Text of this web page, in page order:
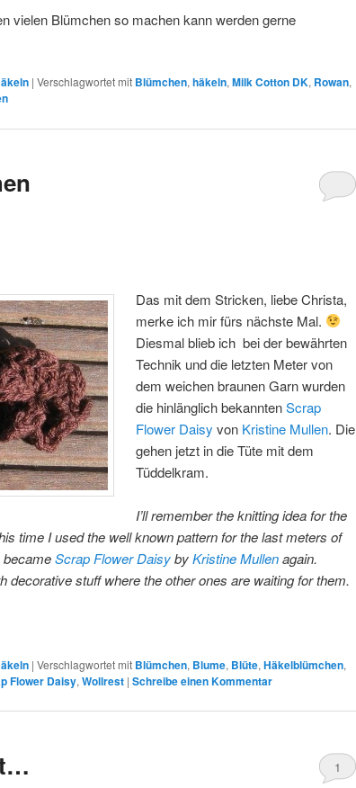
vielen Blümchen so machen kann werden gerne
| Verschlagwortet mit Blümchen,häkeln,Milk Cotton DK, Rowan,
Das mit dem Stricken, liebe Christa,
merke ich mir fürs nächste Mal.
Diesmal blieb ich bei der bewährten
Technik und die letzten Meter von
dem weichen braunen Garn wurden
die hinlänglich bekanntenScrap
Flower Daisy von Kristine Mullen. Die
gehen jetzt in die Tüte mit dem
Tüddelkram.
I’ll remember the knitting idea for the
time I used the well known pattern for the last meters of
becameScrap Flower DaisybyKristine Mullenagain.
decorative stuff where the other ones are waiting for them.
| Verschlagwortet mit Blümchen, Blume, Blüte, Häkelblümchen,
Flower Daisy, Wollrest | Schreibe einen Kommentar
1